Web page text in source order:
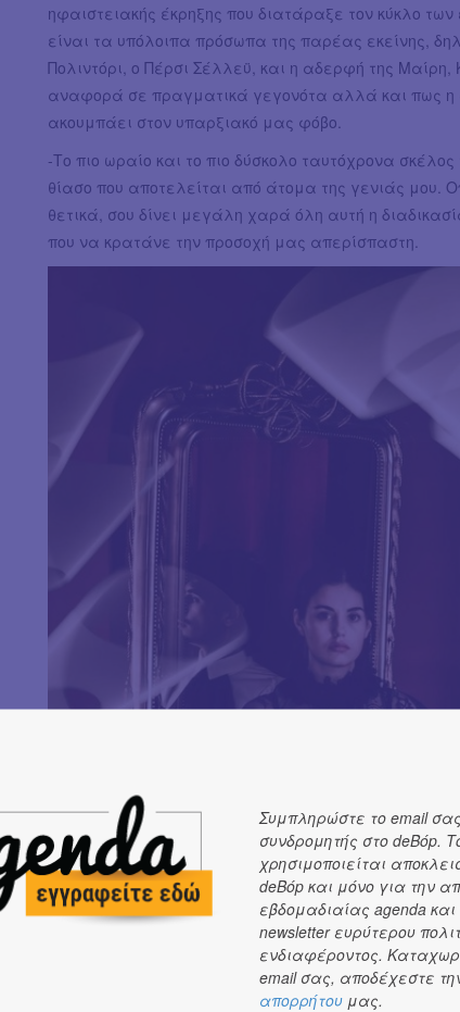
ηφαιστειακής έκρηξης που διατάραξε τον κύκλο
είναι τα υπόλοιπα πρόσωπα της παρέας εκείνης,
Πολιντόρι, ο Πέρσι Σέλλεϋ, και η αδερφή της
αναφορά σε πραγματικά γεγονότα αλλά και πως η
ακουμπάει στον υπαρξιακό μας φόβο.
-Το πιο ωραίο και το πιο δύσκολο ταυτόχρονα
θίασο που αποτελείται από άτομα της γενιάς μου.
θετικά, σου δίνει μεγάλη χαρά όλη αυτή η
που να κρατάνε την προσοχή μας απερίσπαστη.
Συμπληρώστε το email
συνδρομητής στο deBόp.
χρησιμοποιείται
deBόp και μόνο για την
εβδομαδιαίας agenda και
newsletter ευρύτερου
ενδιαφέροντος.
email σας, αποδέχεστε
απορρήτου μας.